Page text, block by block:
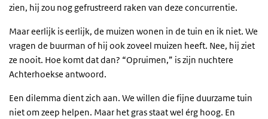
zien, hij zou nog gefrustreerd raken van deze concurrentie.
Maar eerlijk is eerlijk, de muizen wonen in de tuin en ik niet. We
vragen de buurman of hij ook zoveel muizen heeft. Nee, hij ziet
ze nooit. Hoe komt dat dan? “Opruimen,” is zijn nuchtere
Achterhoekse antwoord.
Een dilemma dient zich aan. We willen die fijne duurzame tuin
niet om zeep helpen. Maar het gras staat wel érg hoog. En